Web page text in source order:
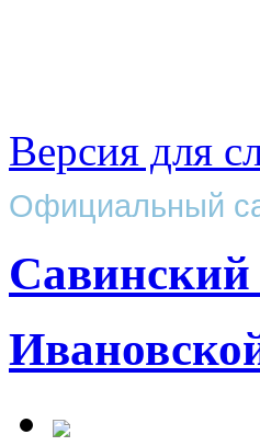
Версия для
Официальный